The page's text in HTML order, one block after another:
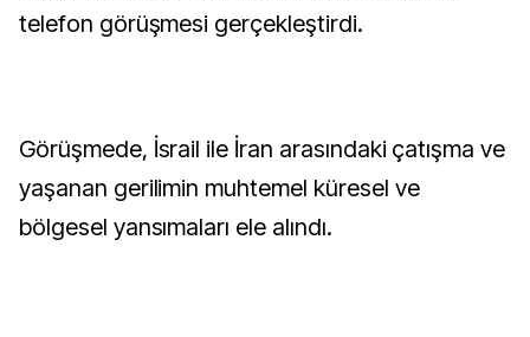
telefon görüşmesi gerçekleştirdi.
Görüşmede, İsrail ile İran arasındaki çatışma ve
yaşanan gerilimin muhtemel küresel ve
bölgesel yansımaları ele alındı.